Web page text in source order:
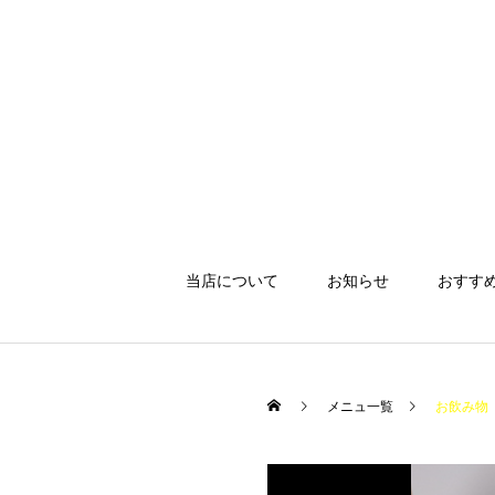
当店について お知らせ おすす
メニュ一覧 お飲み物